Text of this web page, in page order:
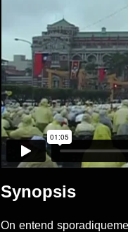
Synopsis
On entend